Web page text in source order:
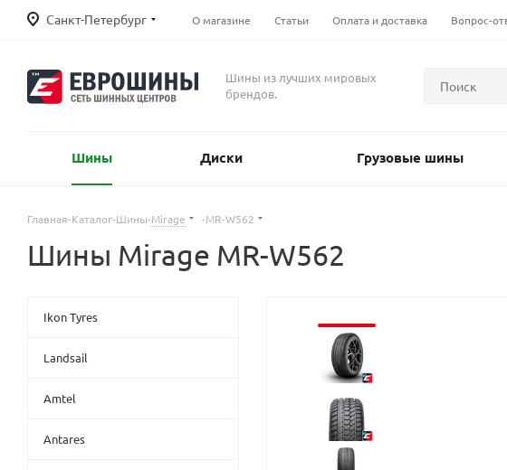
Санкт-Петербург О магазине Статьи Оплата и доставка Вопрос-
Шины из лучших мировых
брендов.
Шины Диски Грузовые шины
Главная-Каталог-Шины-Mirage -MR-W562
Шины Mirage MR-W562
Ikon Tyres
Landsail
Amtel
Antares